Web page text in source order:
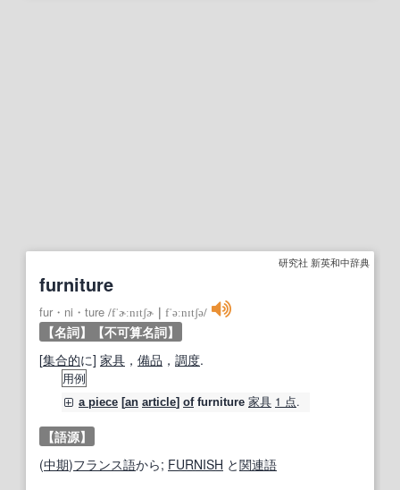
研究社 新英和中辞典
furniture
fur・ni・ture /fˈɚːnɪtʃɚ fˈəːnɪtʃə/
【名詞】
【不可算名詞】
[集合的に] 家具 ， 備品 ， 調度.
用例
a piece [an article] of furniture 家具 1 点.
【語源】
(中期)フランス語から; FURNISH と関連語